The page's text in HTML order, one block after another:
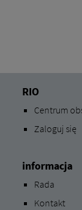
RIO
Centrum
Zaloguj się
informacja
Rada
Kontakt